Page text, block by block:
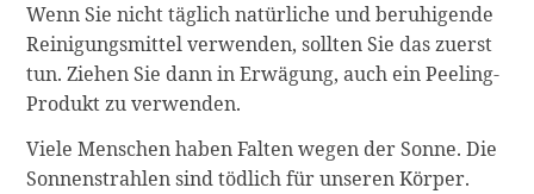
Wenn Sie nicht täglich natürliche und beruhigende
Reinigungsmittel verwenden, sollten Sie das zuerst
tun. Ziehen Sie dann in Erwägung, auch ein Peeling-
Produkt zu verwenden.
Viele Menschen haben Falten wegen der Sonne. Die
Sonnenstrahlen sind tödlich für unseren Körper.